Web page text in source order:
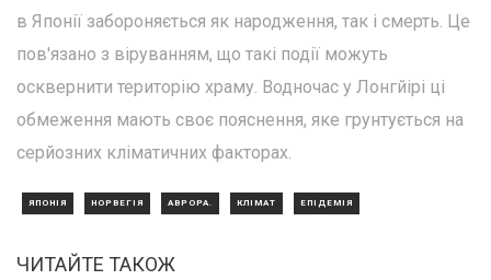
в Японії забороняється як народження, так і смерть. Це
пов'язано з віруванням, що такі події можуть
осквернити територію храму. Водночас у Лонгйірі ці
обмеження мають своє пояснення, яке грунтується на
серйозних кліматичних факторах.
ЯПОНІЯ НОРВЕГІЯ АВРОРА. КЛІМАТ ЕПІДЕМІЯ
ЧИТАЙТЕ ТАКОЖ